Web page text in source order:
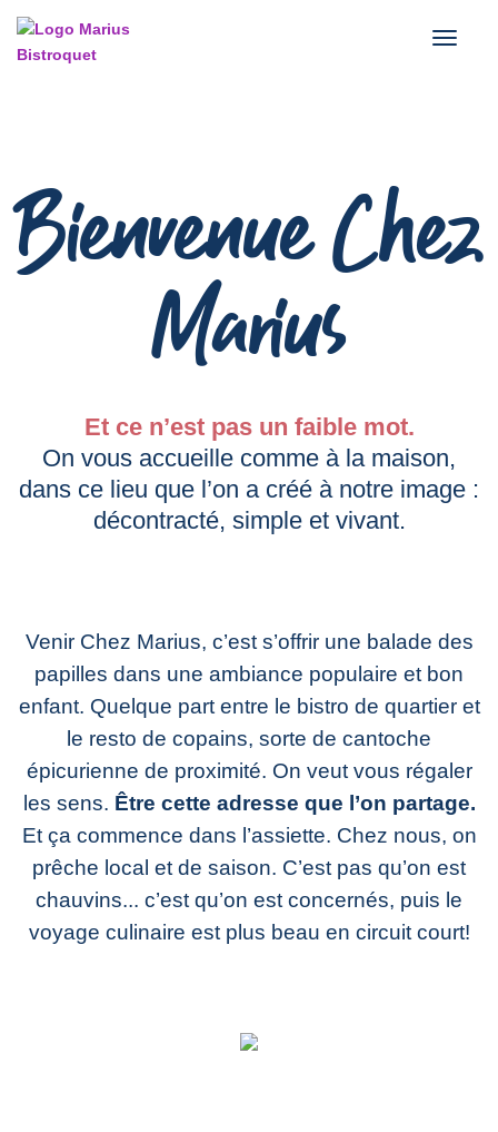
Bienvenue Chez
Marius
Et ce n’est pas un faible mot.
On vous accueille comme à la maison,
dans ce lieu que l’on a créé à notre image :
décontracté, simple et vivant.
Venir Chez Marius, c’est s’offrir une balade des
papilles dans une ambiance populaire et bon
enfant. Quelque part entre le bistro de quartier et
le resto de copains, sorte de cantoche
épicurienne de proximité. On veut vous régaler
les sens. Être cette adresse que l’on partage.
Et ça commence dans l’assiette. Chez nous, on
prêche local et de saison. C’est pas qu’on est
chauvins... c’est qu’on est concernés, puis le
voyage culinaire est plus beau en circuit court!